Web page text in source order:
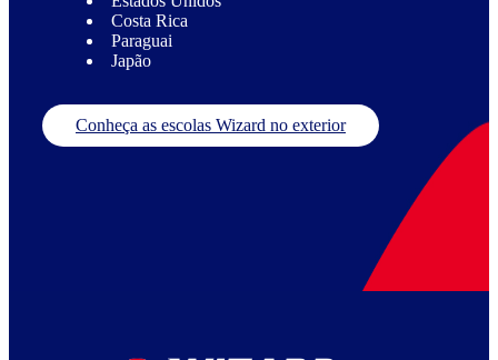
Costa Rica
Paraguai
Japão
Conheça as escolas Wizard no exterior